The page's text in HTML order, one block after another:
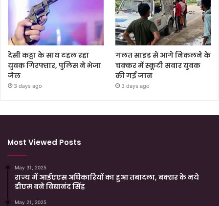
देसी कट्टा के साथ टहल रहा
युवक गिरफ्तार, पुलिस ने भेजा
जेल
3 days ago
गलत साइड से आगे निकलने के
चक्कर में स्कूटी सवार युवक
की गई जान
3 days ago
Most Viewed Posts
May 31, 2025
राज्य में आईएएस अधिकारियों का हुआ तबादला, बक्सर के नये
डीएम बने विद्यानंद सिंह
May 21, 2025